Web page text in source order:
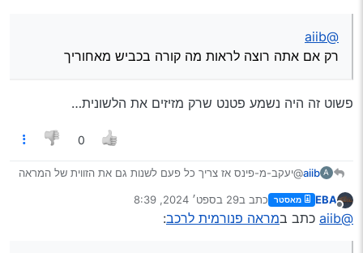
@aiib
רק אם אתה רוצה לראות מה קורה בכביש מאחוריך
פשוט זה היה נשמע פטנט שרק מזיזים את הלשונית…
0
A
aiib@יעקב-מ-פינס אז צריך כל פעם לשנות גם את הזווית של המראה
מנותק
EBA מאסטר כתב ב29 בספט׳ 2024, 8:39
נערך לאחרונה על ידי
@aiib כתב במראה פנורמית לרכב: